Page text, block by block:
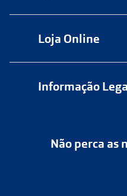
Loja Online
Informação
Política de
Não perca as